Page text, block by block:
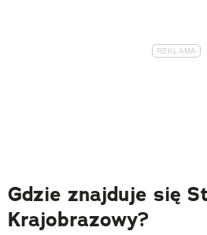
Gdzie znajduje się
Krajobrazowy?